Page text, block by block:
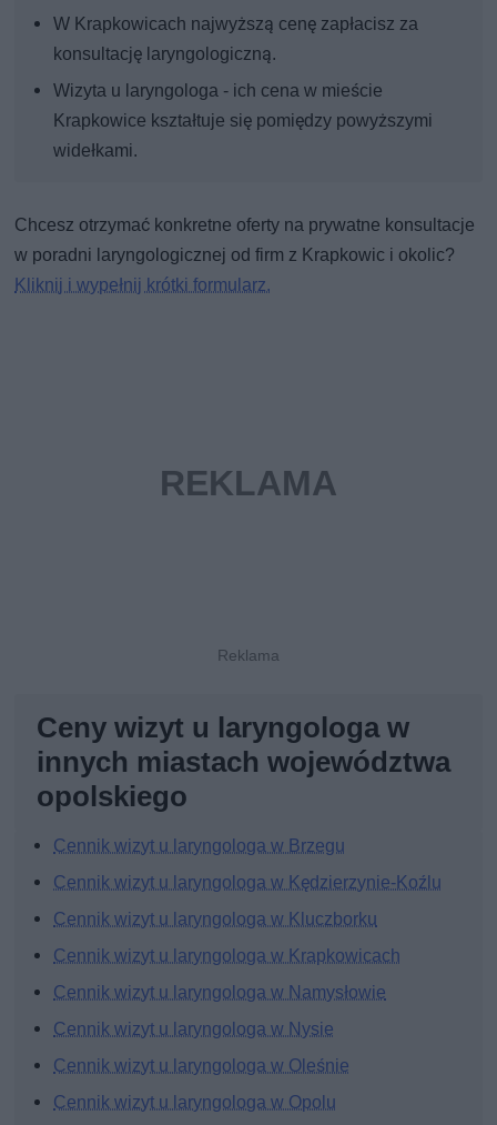
W Krapkowicach najwyższą cenę zapłacisz za
konsultację laryngologiczną.
Wizyta u laryngologa - ich cena w mieście
Krapkowice kształtuje się pomiędzy powyższymi
widełkami.
Chcesz otrzymać konkretne oferty na prywatne konsultacje
w poradni laryngologicznej od firm z Krapkowic i okolic?
Kliknij i wypełnij krótki formularz.
Ceny wizyt u laryngologa w
innych miastach województwa
opolskiego
Cennik wizyt u laryngologa w Brzegu
Cennik wizyt u laryngologa w Kędzierzynie-Koźlu
Cennik wizyt u laryngologa w Kluczborku
Cennik wizyt u laryngologa w Krapkowicach
Cennik wizyt u laryngologa w Namysłowie
Cennik wizyt u laryngologa w Nysie
Cennik wizyt u laryngologa w Oleśnie
Cennik wizyt u laryngologa w Opolu